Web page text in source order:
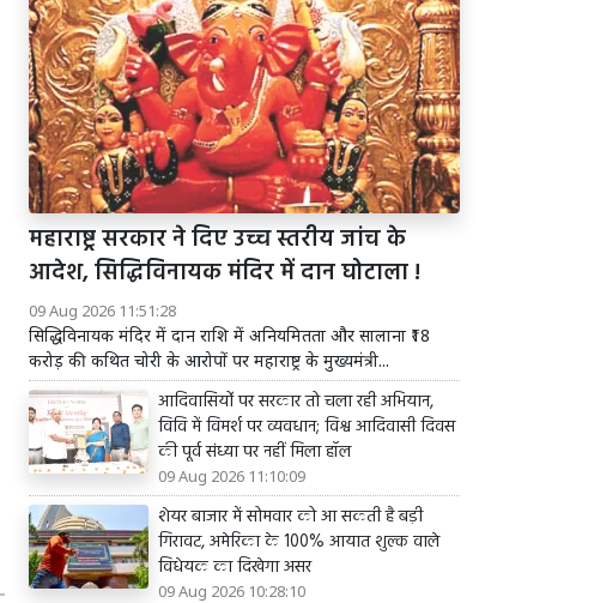
महाराष्ट्र सरकार ने दिए उच्च स्तरीय जांच के
आदेश, सिद्धिविनायक मंदिर में दान घोटाला !
09 Aug 2026 11:51:28
सिद्धिविनायक मंदिर में दान राशि में अनियमितता और सालाना ₹18
करोड़ की कथित चोरी के आरोपों पर महाराष्ट्र के मुख्यमंत्री...
आदिवासियोंं पर सरकार तो चला रही अभियान,
विवि में विमर्श पर व्यवधान; विश्व आदिवासी दिवस
की पूर्व संध्या पर नहीं मिला हॉल
09 Aug 2026 11:10:09
शेयर बाजार में सोमवार को आ सकती है बड़ी
गिरावट, अमेरिका के 100% आयात शुल्क वाले
विधेयक का दिखेगा असर
09 Aug 2026 10:28:10